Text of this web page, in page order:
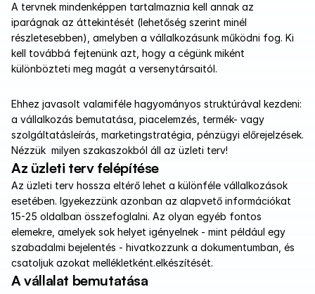
A tervnek mindenképpen tartalmaznia kell annak az
iparágnak az áttekintését (lehetőség szerint minél
részletesebben), amelyben a vállalkozásunk működni fog. Ki
kell továbbá fejtenünk azt, hogy a cégünk miként
különbözteti meg magát a versenytársaitól.
Ehhez javasolt valamiféle hagyományos struktúrával kezdeni:
a vállalkozás bemutatása, piacelemzés, termék- vagy
szolgáltatásleírás, marketingstratégia, pénzügyi előrejelzések.
Nézzük  milyen szakaszokból áll az üzleti terv!
Az üzleti terv felépítése
Az üzleti terv hossza eltérő lehet a különféle vállalkozások
esetében. Igyekezzünk azonban az alapvető információkat
15-25 oldalban összefoglalni. Az olyan egyéb fontos
elemekre, amelyek sok helyet igényelnek - mint például egy
szabadalmi bejelentés - hivatkozzunk a dokumentumban, és
csatoljuk azokat mellékletként.elkészítését.
A vállalat bemutatása